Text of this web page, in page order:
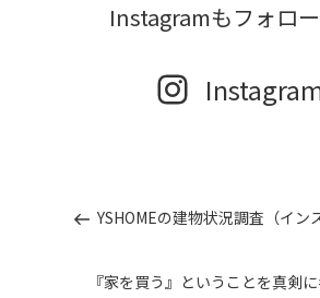
Instagramもフォロ
過 YSHOMEの建物状況調査（イン
次
『家を買う』ということを真剣に